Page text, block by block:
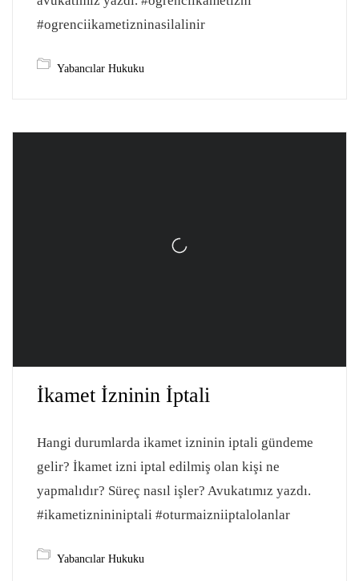
#ogrenciikametizninasilalinir
Yabancılar Hukuku
İkamet İzninin İptali
Hangi durumlarda ikamet izninin iptali gündeme
gelir? İkamet izni iptal edilmiş olan kişi ne
yapmalıdır? Süreç nasıl işler? Avukatımız yazdı.
#ikametiznininiptali #oturmaizniiptalolanlar
Yabancılar Hukuku